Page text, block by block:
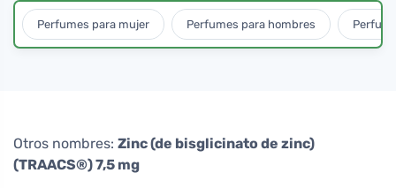
Perfumes para mujer Perfumes para hombres
Otros nombres: Zinc (de bisglicinato de zinc)
(TRAACS®) 7,5 mg